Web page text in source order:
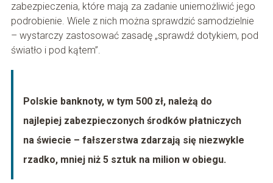
zabezpieczenia, które mają za zadanie uniemożliwić jego
podrobienie. Wiele z nich można sprawdzić samodzielnie
– wystarczy zastosować zasadę „sprawdź dotykiem, pod
światło i pod kątem”.
Polskie banknoty, w tym 500 zł, należą do
najlepiej zabezpieczonych środków płatniczych
na świecie – fałszerstwa zdarzają się niezwykle
rzadko, mniej niż 5 sztuk na milion w obiegu.